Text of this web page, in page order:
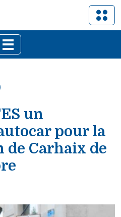
un
pour la
Carhaix de